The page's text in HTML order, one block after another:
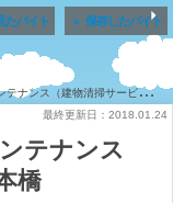
たバイト  保存したバイト
ス（建物清掃サービス）東日本橋
最終更新日：2018.01.24
テナンス
橋